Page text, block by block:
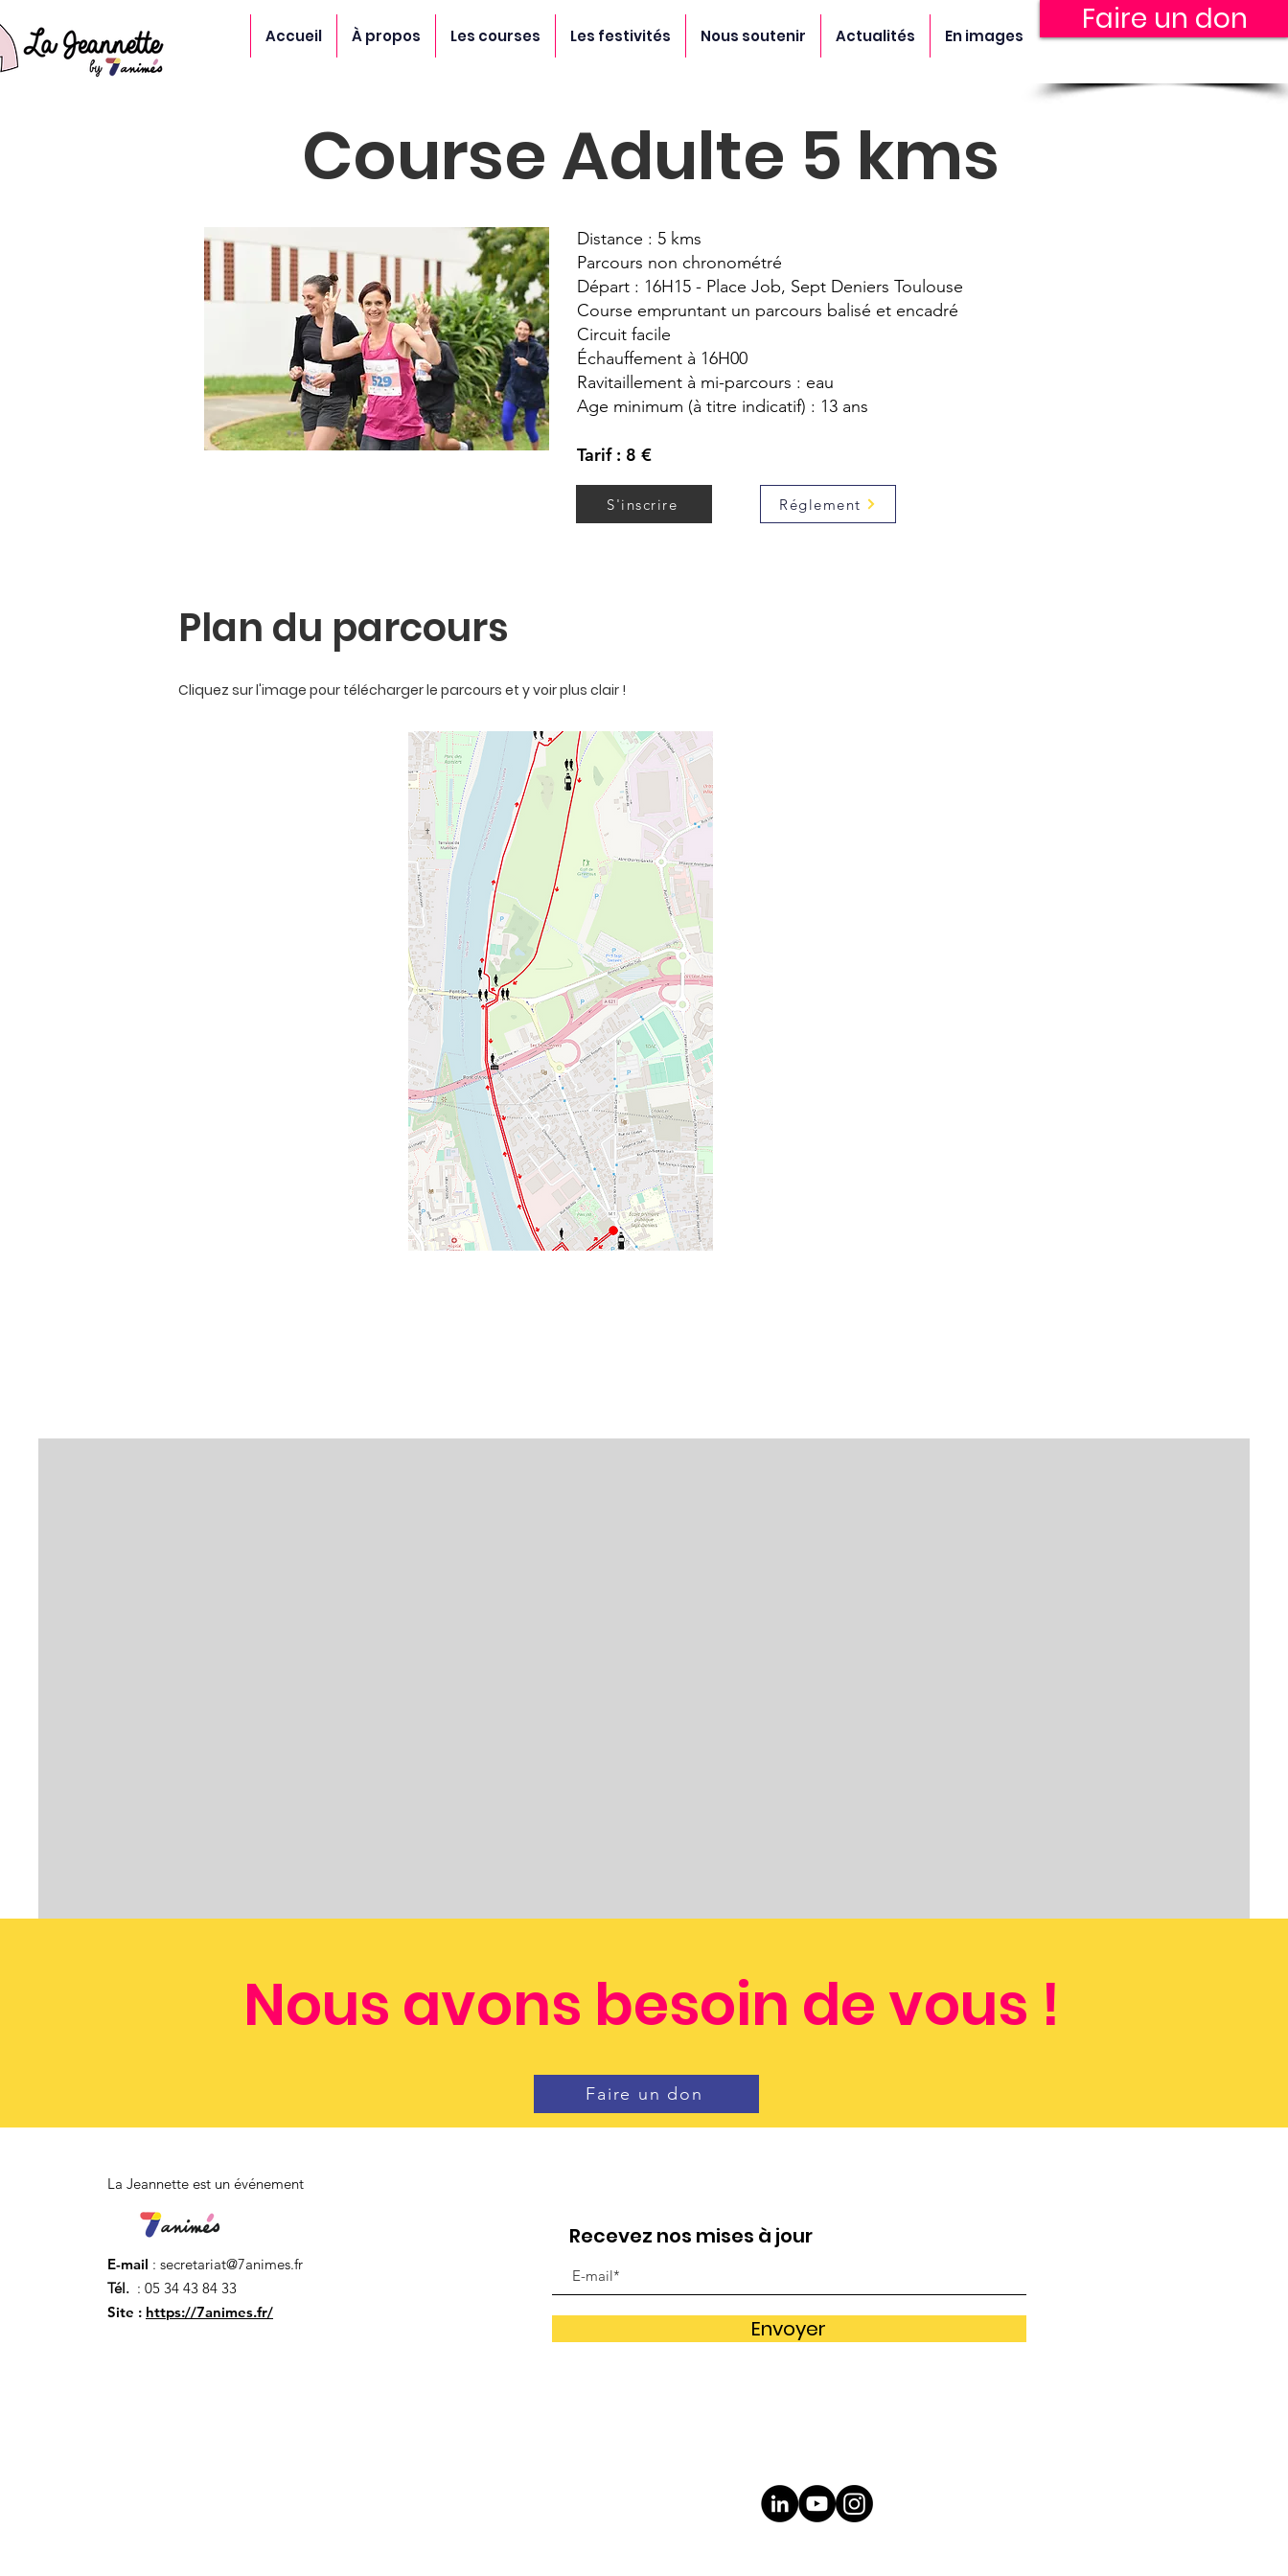
Faire un don
Accueil À propos Les courses Les festivités Nous soutenir Actualités En images
Course Adulte 5 kms
Distance : 5 kms
Parcours non chronométré
Départ : 16H15 - Place Job, Sept Deniers Toulouse
Course empruntant un parcours balisé et encadré
Circuit facile
Échauffement à 16H00
Ravitaillement à mi-parcours : eau
Age minimum (à titre indicatif) : 13 ans
Tarif : 8 €
S'inscrire Réglement
Plan du parcours
Cliquez sur l'image pour télécharger le parcours et y voir plus clair !
Nous avons besoin de vous !
Faire un don
E-mail : secretariat@7animes.fr
Tél. : 05 34 43 84 33
Site : https://7animes.fr/
La Jeannette est un événement
Recevez nos mises à jour
Envoyer